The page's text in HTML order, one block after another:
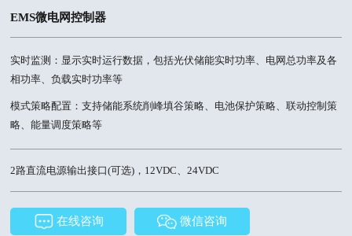
EMS微电网控制器
实时监测：显示实时运行数据，包括光伏储能实时功率、电网总功率及各
相功率、负载实时功率等
模式策略配置：支持储能系统削峰填谷策略、电池保护策略、联动控制策
略、能量调度策略等
2路直流电源输出接口(可选)，12VDC、24VDC
在线咨询 微信咨询